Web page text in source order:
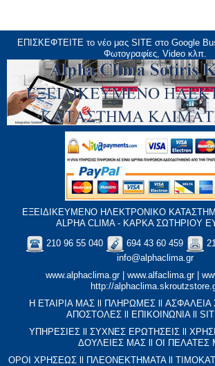
ΕΠΙΣΚΕΦΤΕΙΤΕ το νέο μας SITE στο Google
Φωτογραφίες, Video κλπ.
ΕΞΕΙΔΙΚΕΥΜΕΝΟ ΗΛΕΚΤΡΟΝΙΚΟ
ALPHA CLIMA - ΚΑΡΚΑ ΣΩΤΗΡΙΟΥ
210 96 55 040
694 43 60 459
info@alphaclima.gr
www.alphaclima.gr| www.alfaclima.gr|
http://
Η ΕΤΑΙΡΙΑ ΜΑΣ
ΠΛΗΡΩΜΕΣ ΑΣΦΑΛΕΙΑ
ΑΠΟΣΤΟΛΕΣ
ΕΠΙΚΟΙΝΩΝΙΑ
ΥΠΗΡΕΣΙΕΣll ΣΥΧΝΕΣ ΕΡΩΤΗΣΕΙΣll
ΔΟΥΛΕΙΕΣ ΜΑΣ
ΟΙ ΠΕΛΑΤΕΣ
ΟΡΟΙ ΧΡΗΣΕΩΣ
ΠΛΕΟΝΕΚΤΗΜΑΤΑll